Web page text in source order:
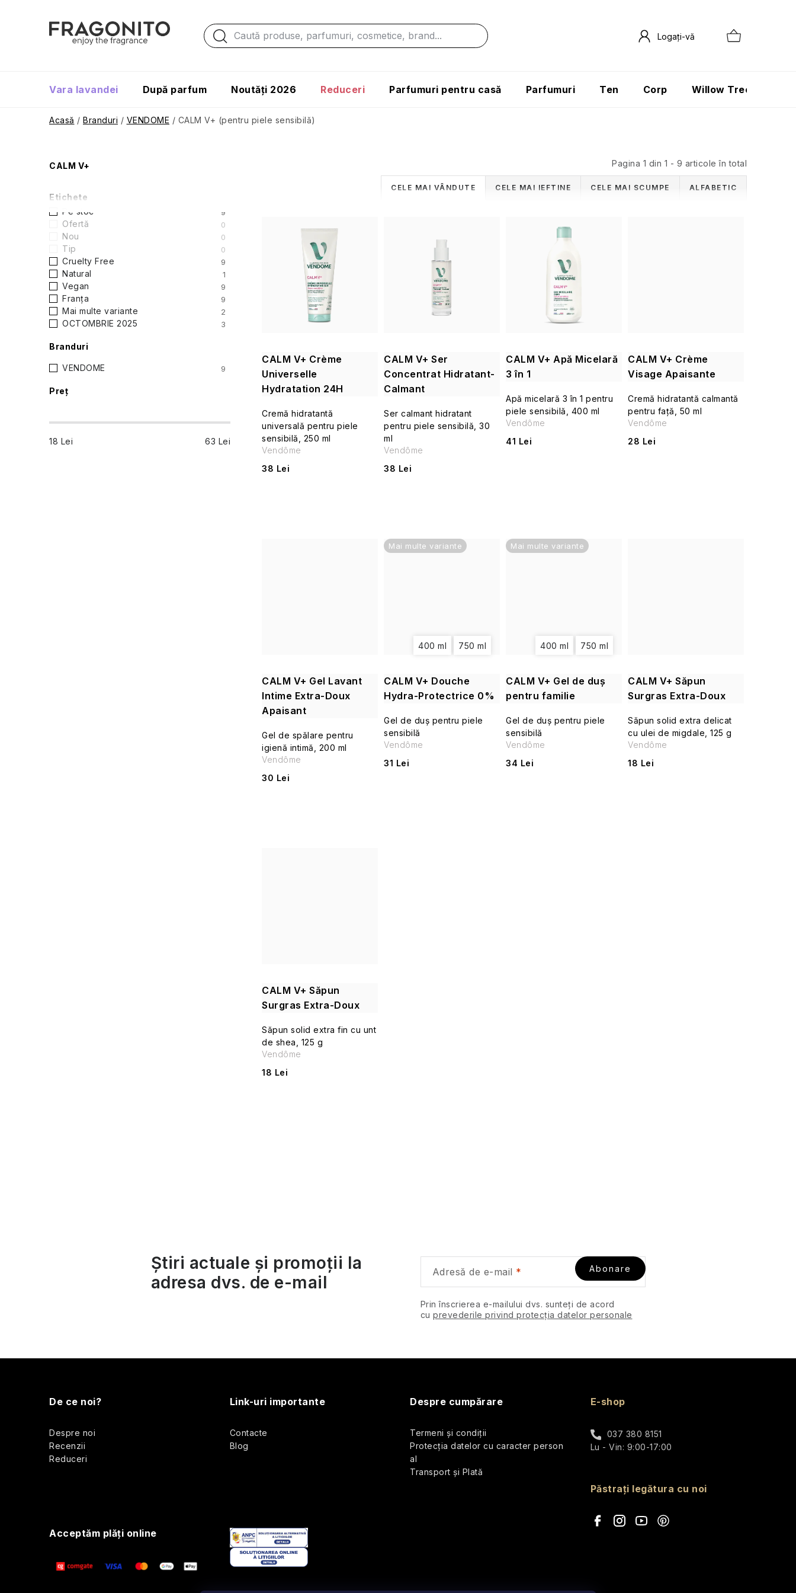
Vara lavandei După parfum Noutăți 2026 Reduceri Parfumuri pentru casă Parfumuri Ten Corp Willow Tree
Acasă / Branduri / VENDOME / CALM V+ (pentru piele sensibilă)
B
a
r
l
a
t
e
r
a
ă
CALM V+
Etichete
Pe stoc
9
Ofertă 0
Nou 0
Tip 0
Cruelty Free 9
Natural 1
Vegan 9
Franța 9
Mai multe variante 2
OCTOMBRIE 2025 3
Branduri
VENDOME 9
Preţ
18 Lei 63 Lei
Pagina 1 din 1 - 9 articole în total
S
r
e
a
p
r
u
s
CELE MAI VÂNDUTE CELE MAI IEFTINE CELE MAI SCUMPE ALFABETIC
p
r
o
d
u
s
CALM V+ Crème
Universelle
Hydratation 24H
Cremă hidratantă
universală pentru piele
sensibilă, 250 ml
38 Lei
Vendôme
CALM V+ Ser
Concentrat Hidratant-
Calmant
Ser calmant hidratant
pentru piele sensibilă, 30
ml
38 Lei
Vendôme
CALM V+ Apă Micelară
3 în 1
Apă micelară 3 în 1 pentru
piele sensibilă, 400 ml
41 Lei
Vendôme
CALM V+ Crème
Visage Apaisante
Cremă hidratantă calmantă
pentru față, 50 ml
28 Lei
Vendôme
CALM V+ Gel Lavant
Intime Extra-Doux
Apaisant
Gel de spălare pentru
igienă intimă, 200 ml
30 Lei
Vendôme
CALM V+ Douche
Hydra-Protectrice 0%
Mai multe variante
400 ml 750 ml
Gel de duș pentru piele
sensibilă
31 Lei
Vendôme
CALM V+ Gel de duș
pentru familie
Mai multe variante
400 ml 750 ml
Gel de duș pentru piele
sensibilă
34 Lei
Vendôme
CALM V+ Săpun
Surgras Extra-Doux
Săpun solid extra delicat
cu ulei de migdale, 125 g
18 Lei
Vendôme
CALM V+ Săpun
Surgras Extra-Doux
Săpun solid extra fin cu unt
de shea, 125 g
18 Lei
Vendôme
r
o
l
s
ă
r
Știri actuale și promoții la
adresa dvs. de e-mail
Adresă de e-mail
Prin înscrierea e-mailului dvs. sunteți de acord
cu prevederile privind protecția datelor personale
Abonare
De ce noi?
Despre noi
Recenzii
Reduceri
Link-uri importante
Contacte
Blog
Despre cumpărare
Termeni și condiții
Protecția datelor cu caracter person
al
Transport și Plată
E-shop
037 380 8151
Lu - Vin: 9:00-17:00
Păstrați legătura cu noi
Acceptăm plăţi online